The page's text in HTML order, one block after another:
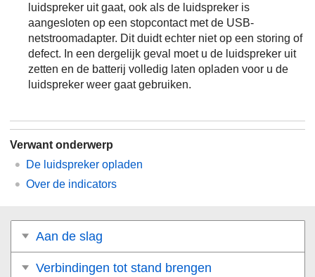
luidspreker uit gaat, ook als de luidspreker is
aangesloten op een stopcontact met de USB-
netstroomadapter. Dit duidt echter niet op een storing of
defect. In een dergelijk geval moet u de luidspreker uit
zetten en de batterij volledig laten opladen voor u de
luidspreker weer gaat gebruiken.
Verwant onderwerp
De luidspreker opladen
Over de indicators
Aan de slag
Verbindingen tot stand brengen